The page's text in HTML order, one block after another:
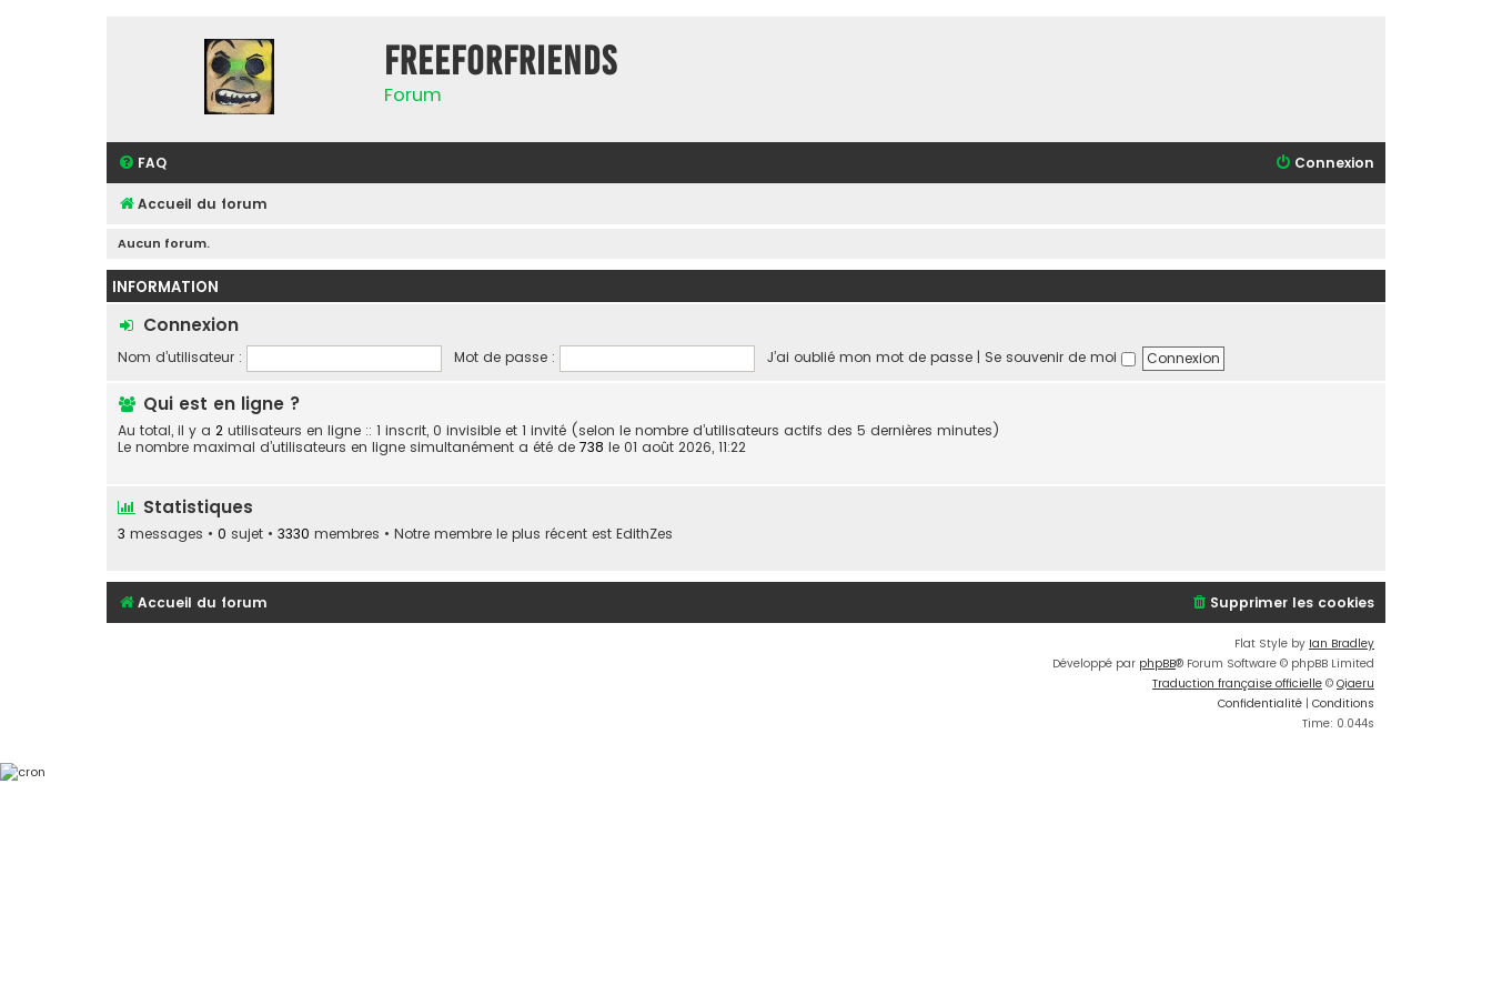
FreeForFriends
Forum
FAQ Connexion
Accueil du forum
Aucun forum.
INFORMATION
Connexion
Nom d’utilisateur : Mot de passe : J’ai oublié mon mot de passe | Se souvenir de moi
Qui est en ligne ?
Au total, il y a 2 utilisateurs en ligne :: 1 inscrit, 0 invisible et 1 invité (selon le nombre d’utilisateurs actifs des 5 dernières minutes)
Le nombre maximal d’utilisateurs en ligne simultanément a été de 738 le 01 août 2026, 11:22
Statistiques
3 messages • 0 sujet • 3330 membres • Notre membre le plus récent est EdithZes
Accueil du forum Supprimer les cookies
Flat Style by Ian Bradley
Développé par phpBB® Forum Software © phpBB Limited
Traduction française officielle © Qiaeru
Confidentialité | Conditions
Time: 0.044s